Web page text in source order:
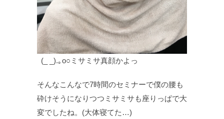
(_ _).｡o○ミサミサ真顔かよっ
そんなこんなで7時間のセミナーで僕の腰も
砕けそうになりつつミサミサも座りっぱで大
変でしたね。(大体寝てた…)